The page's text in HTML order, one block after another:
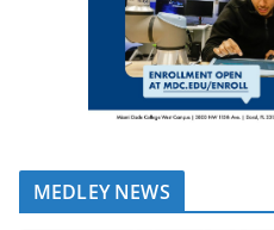
MEDLEY NEWS